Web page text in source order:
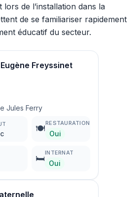
lors de l’installation dans la
de se familiariser rapidement
éducatif du secteur.
Freyssinet
Jules Ferry
🍽️
RESTAURATION
Oui
🛏️
INTERNAT
Oui